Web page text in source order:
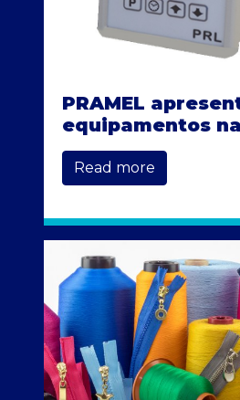
PRAMEL
equipamentos
Read more